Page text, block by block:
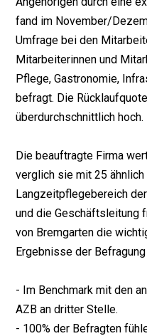
fand im November/
Umfrage bei den
Mitarbeiterinnen und
Pflege, Gastronomie,
befragt. Die
überdurchschnittlich hoch.
Die beauftragte Firma
verglich sie mit 25
Langzeitpflegebereich
und die Geschäftsleitung
von Bremgarten die
Ergebnisse der
- Im Benchmark mit den
AZB an dritter Stelle.
- 100% der Befragten